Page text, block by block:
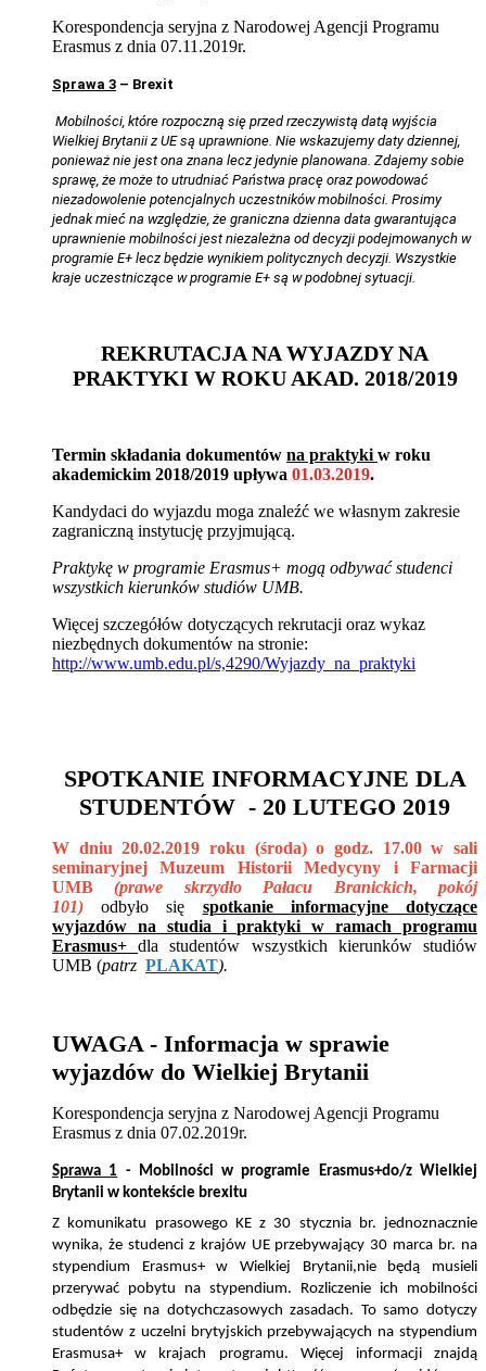
Korespondencja seryjna z Narodowej Agencji Programu
Erasmus z dnia 07.11.2019r.
Sprawa 3 – Brexit
Mobilności, które rozpoczną się przed rzeczywistą datą wyjścia
Wielkiej Brytanii z UE są uprawnione. Nie wskazujemy daty dziennej,
ponieważ nie jest ona znana lecz jedynie planowana. Zdajemy sobie
sprawę, że może to utrudniać Państwa pracę oraz powodować
niezadowolenie potencjalnych uczestników mobilności. Prosimy
jednak mieć na względzie, że graniczna dzienna data gwarantująca
uprawnienie mobilności jest niezależna od decyzji podejmowanych w
programie E+ lecz będzie wynikiem politycznych decyzji. Wszystkie
kraje uczestniczące w programie E+ są w podobnej sytuacji.
REKRUTACJA NA WYJAZDY NA
PRAKTYKI W ROKU AKAD. 2018/2019
Termin składania dokumentów na praktyki w roku
akademickim 2018/2019 upływa 01.03.2019.
Kandydaci do wyjazdu moga znaleźć we własnym zakresie
zagraniczną instytucję przyjmującą.
Praktykę w programie Erasmus+ mogą odbywać studenci
wszystkich kierunków studiów UMB.
Więcej szczegółów dotyczących rekrutacji oraz wykaz
niezbędnych dokumentów na stronie:
http://www.umb.edu.pl/s,4290/Wyjazdy_na_praktyki
SPOTKANIE INFORMACYJNE DLA
STUDENTÓW - 20 LUTEGO 2019
W dniu 20.02.2019 roku (środa) o godz. 17.00 w sali
seminaryjnej Muzeum Historii Medycyny i Farmacji
UMB(prawe skrzydło Pałacu Branickich, pokój
101)
odbyło się spotkanie informacyjne dotyczące
wyjazdów na studia i praktyki w ramach programu
Erasmus+dla studentów wszystkich kierunków studiów
UMB (patrz PLAKAT).
UWAGA - Informacja w sprawie
wyjazdów do Wielkiej Brytanii
Korespondencja seryjna z Narodowej Agencji Programu
Erasmus z dnia 07.02.2019r.
Sprawa 1 - Mobilności w programie Erasmus+do/z Wielkiej
Brytanii w kontekście brexitu
Z komunikatu prasowego KE z 30 stycznia br. jednoznacznie
wynika, że studenci z krajów UE przebywający 30 marca br. na
stypendium Erasmus+ w Wielkiej Brytanii,nie będą musieli
przerywać pobytu na stypendium. Rozliczenie ich mobilności
odbędzie się na dotychczasowych zasadach. To samo dotyczy
studentów z uczelni brytyjskich przebywających na stypendium
Erasmusa+ w krajach programu. Więcej informacji znajdą